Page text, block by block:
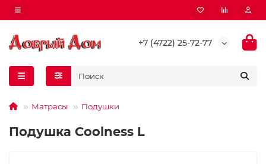
+7 (4722) 25-72-77
Матрасы Подушки
Подушка Coolness L